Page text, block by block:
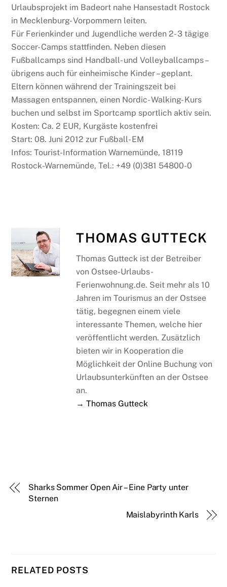
Urlaubsprojekt im Badeort nahe Hansestadt Rostock
in Mecklenburg- Vorpommern leiten.
Für Ferienkinder und Jugendliche werden 2- 3 tägige
Soccer- Camps stattfinden. Neben diesen
Fußballcamps sind Handball- und Volleyballcamps –
übrigens auch für einheimische Kinder – geplant.
Eltern können während der Trainingszeit bei
Massagen entspannen, einen Nordic- Walking- Kurs
buchen und selbst im Sportcamp sportlich aktiv sein.
Kosten: Ca. 2 EUR, Kurgäste kostenfrei
Start: 08. Juni 2012 zur Fußball- EM
Infos: Tourist-Information Warnemünde, 18119
Rostock-Warnemünde, Tel.: +49 (0)381 54800-0
THOMAS GUTTECK
Thomas Gutteck ist der Betreiber
von Ostsee-Urlaubs-
Ferienwohnung.de. Seit mehr als 10
Jahren im Tourismus an der Ostsee
tätig, begegnen einem viele
interessante Themen, welche hier
veröffentlicht werden. Zusätzlich
bieten wir in Kooperation die
Möglichkeit der Online Buchung von
Urlaubsunterkünften an der Ostsee
an.
→ Thomas Gutteck
Sharks Sommer Open Air – Eine Party unter
Sternen
Maislabyrinth Karls
RELATED POSTS